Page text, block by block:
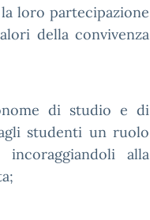
loro partecipazione
della convivenza
di studio e di
studenti un ruolo
alla